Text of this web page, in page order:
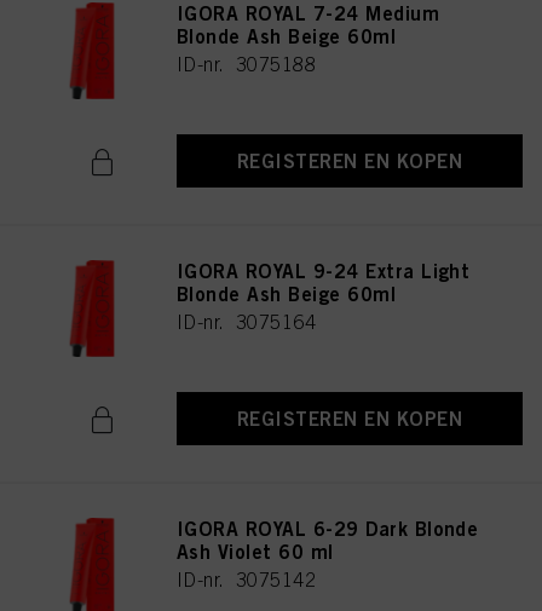
IGORA ROYAL 7-24 Medium
Blonde Ash Beige 60ml
ID-nr. 3075188
REGISTEREN EN KOPEN
IGORA ROYAL 9-24 Extra Light
Blonde Ash Beige 60ml
ID-nr. 3075164
REGISTEREN EN KOPEN
IGORA ROYAL 6-29 Dark Blonde
Ash Violet 60 ml
ID-nr. 3075142